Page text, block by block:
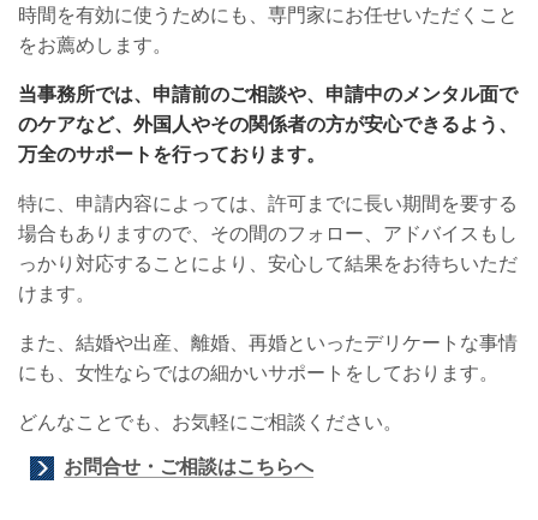
時間を有効に使うためにも、専門家にお任せいただくこと
をお薦めします。
当事務所では、申請前のご相談や、申請中のメンタル面で
のケアなど、外国人やその関係者の方が安心できるよう、
万全のサポートを行っております。
特に、申請内容によっては、許可までに長い期間を要する
場合もありますので、その間のフォロー、アドバイスもし
っかり対応することにより、安心して結果をお待ちいただ
けます。
また、結婚や出産、離婚、再婚といったデリケートな事情
にも、女性ならではの細かいサポートをしております。
どんなことでも、お気軽にご相談ください。
お問合せ・ご相談はこちらへ